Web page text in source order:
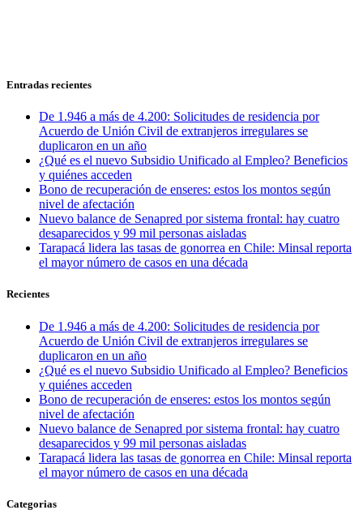
Entradas recientes
De 1.946 a más de 4.200: Solicitudes de residencia por
Acuerdo de Unión Civil de extranjeros irregulares se
duplicaron en un año
¿Qué es el nuevo Subsidio Unificado al Empleo? Beneficios
y quiénes acceden
Bono de recuperación de enseres: estos los montos según
nivel de afectación
Nuevo balance de Senapred por sistema frontal: hay cuatro
desaparecidos y 99 mil personas aisladas
Tarapacá lidera las tasas de gonorrea en Chile: Minsal reporta
el mayor número de casos en una década
Recientes
De 1.946 a más de 4.200: Solicitudes de residencia por
Acuerdo de Unión Civil de extranjeros irregulares se
duplicaron en un año
¿Qué es el nuevo Subsidio Unificado al Empleo? Beneficios
y quiénes acceden
Bono de recuperación de enseres: estos los montos según
nivel de afectación
Nuevo balance de Senapred por sistema frontal: hay cuatro
desaparecidos y 99 mil personas aisladas
Tarapacá lidera las tasas de gonorrea en Chile: Minsal reporta
el mayor número de casos en una década
Categorias